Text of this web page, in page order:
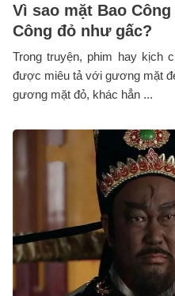
Vì sao mặt Bao
Công đỏ như gấc?
Trong truyện, phim hay kịch
được miêu tả với gương mặt
gương mặt đỏ, khác hẳn ...